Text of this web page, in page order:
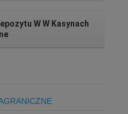
W W Kasynach